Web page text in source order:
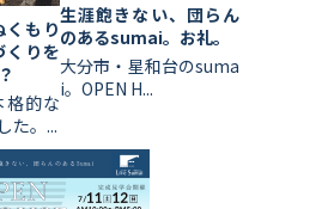
もり
くりを
格的な
た。...
生涯飽きない、団らん
のあるsumai。お礼。
大分市・星和台のsuma
i。OPEN H...